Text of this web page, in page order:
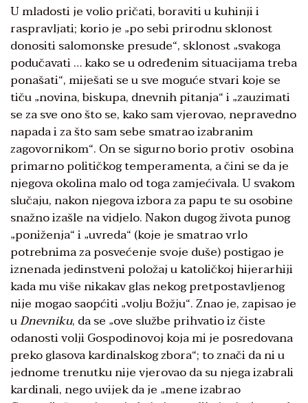
U mladosti je volio pričati, boraviti u kuhinji i
raspravljati; korio je „po sebi prirodnu sklonost
donositi salomonske presude“, sklonost „svakoga
podučavati … kako se u određenim situacijama treba
ponašati“, miješati se u sve moguće stvari koje se
tiču „novina, biskupa, dnevnih pitanja“ i „zauzimati
se za sve ono što se, kako sam vjerovao, nepravedno
napada i za što sam sebe smatrao izabranim
zagovornikom“. On se sigurno borio protiv osobina
primarno političkog temperamenta, a čini se da je
njegova okolina malo od toga zamjećivala. U svakom
slučaju, nakon njegova izbora za papu te su osobine
snažno izašle na vidjelo. Nakon dugog života punog
„poniženja“ i „uvreda“ (koje je smatrao vrlo
potrebnima za posvećenje svoje duše) postigao je
iznenada jedinstveni položaj u katoličkoj hijerarhiji
kada mu više nikakav glas nekog pretpostavljenog
nije mogao saopćiti „volju Božju“. Znao je, zapisao je
uDnevniku, da se „ove službe prihvatio iz čiste
odanosti volji Gospodinovoj koja mi je posredovana
preko glasova kardinalskog zbora“; to znači da ni u
jednome trenutku nije vjerovao da su njega izabrali
kardinali, nego uvijek da je „mene izabrao